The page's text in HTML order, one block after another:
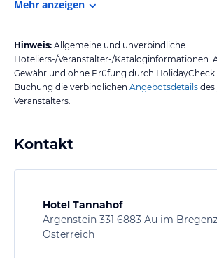
Mehr anzeigen
Hinweis: Allgemeine und unverbindliche
Hoteliers-/Veranstalter-/Kataloginformationen.
Gewähr und ohne Prüfung durch
Buchung die verbindlichen Angebotsdetails des
Veranstalters.
Kontakt
Hotel Tannahof
Argenstein 331 6883 Au im
Österreich